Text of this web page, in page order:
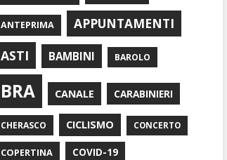
ANTEPRIMA
APPUNTAMENTI
ASTI
BAMBINI BAROLO
BRA CANALE CARABINIERI
CHERASCO CICLISMO CONCERTO
COPERTINA COVID-19